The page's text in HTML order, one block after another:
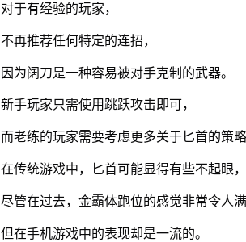
对于有经验的玩家，
不再推荐任何特定的连招，
因为阔刀是一种容易被对手克制的武器。
新手玩家只需使用跳跃攻击即可，
而老练的玩家需要考虑更多关于匕首的策略
在传统游戏中，匕首可能显得有些不起眼，
尽管在过去，金霸体跑位的感觉非常令人满
但在手机游戏中的表现却是一流的。